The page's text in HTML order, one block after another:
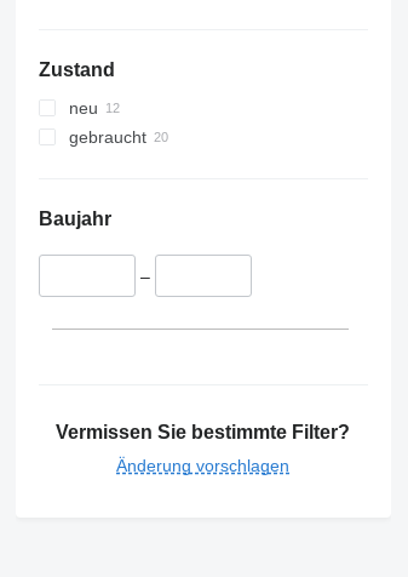
Zustand
neu
gebraucht
Baujahr
–
Vermissen Sie bestimmte Filter?
Änderung vorschlagen